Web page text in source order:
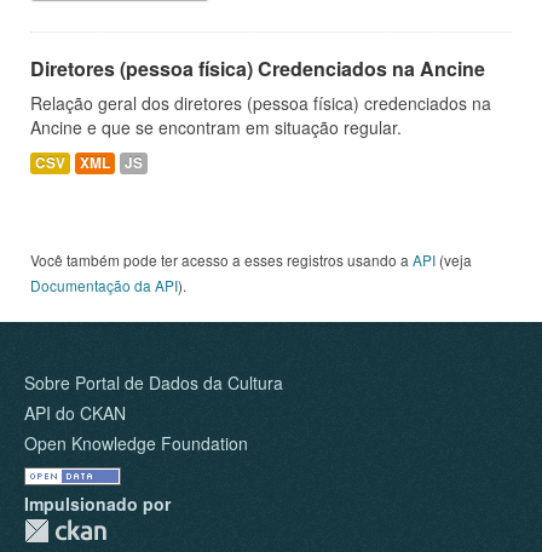
Diretores (pessoa física) Credenciados na Ancine
Relação geral dos diretores (pessoa física) credenciados na
Ancine e que se encontram em situação regular.
CSV XML JS
Você também pode ter acesso a esses registros usando a API (veja
Documentação da API).
Sobre Portal de Dados da Cultura
API do CKAN
Open Knowledge Foundation
Impulsionado por